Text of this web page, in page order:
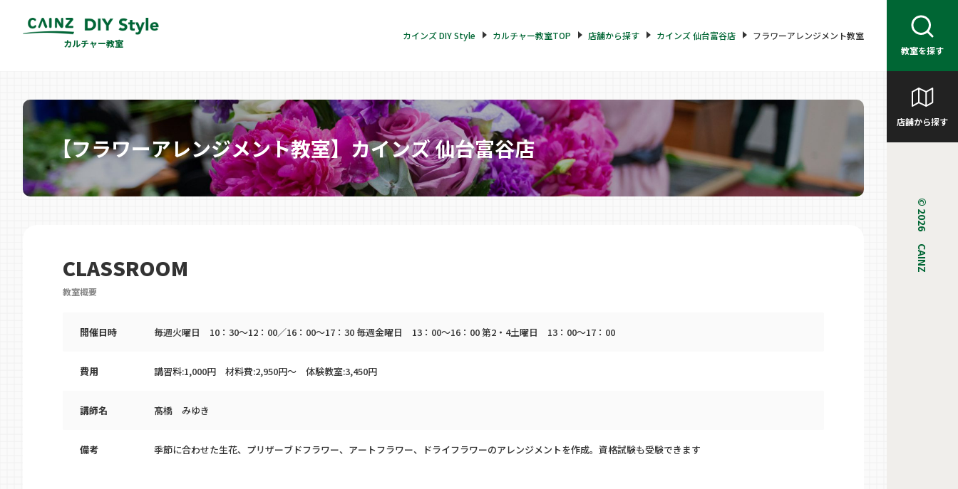
カルチャー教室
教室を探す
店舗から探す
カインズ DIY Style カルチャー教室TOP 店舗から探す カインズ 仙台富谷店 フラワーアレンジメント教室
【フラワーアレンジメント教室】カインズ 仙台富谷店
CLASSROOM
教室概要
開催日時 毎週火曜日 10：30～12：00／16：00～17：30 毎週金曜日 13：00～16：00 第2・4土曜日 13：00～17：00
費用 講習料:1,000円 材料費:2,950円〜 体験教室:3,450円
講師名 髙橋 みゆき
備考 季節に合わせた生花、プリザーブドフラワー、アートフラワー、ドライフラワーのアレンジメントを作成。資格試験も受験できます
© 2026 CAINZ